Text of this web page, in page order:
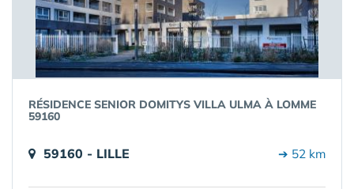
RÉSIDENCE SENIOR DOMITYS VILLA ULMA À LOMME
59160
59160 - LILLE ➔ 52 km